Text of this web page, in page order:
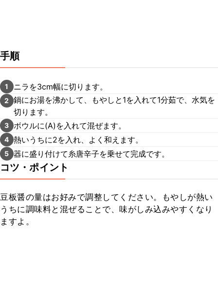
手順
1 ニラを3cm幅に切ります。
2
鍋にお湯を沸かして、もやしと1を入れて1分茹で、水気を
切ります。
3 ボウルに(A)を入れて混ぜます。
4 熱いうちに2を入れ、よく和えます。
5 器に盛り付けて糸唐辛子を乗せて完成です。
コツ・ポイント
豆板醤の量はお好みで調整してください。もやしが熱い
うちに調味料と混ぜることで、味がしみ込みやすくなり
ますよ。